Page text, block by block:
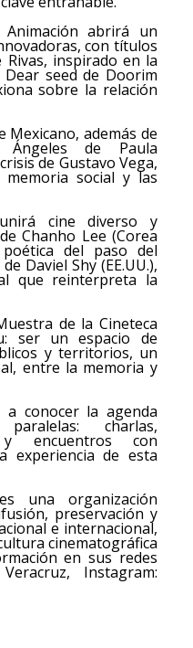
abrirá un
con títulos
Rivas, inspirado en la
Dear seed de Doorim
sobre la relación
Mexicano, además de
Ángeles de Paula
de Gustavo Vega,
social y las
cine diverso y
Chanho Lee (Corea
del paso del
Daviel Shy (EE.UU.),
que reinterpreta la
de la Cineteca
ser un espacio de
y territorios, un
entre la memoria y
conocer la agenda
charlas,
y encuentros con
experiencia de esta
una organización
preservación y
e internacional,
cinematográfica
en sus redes
Instagram: